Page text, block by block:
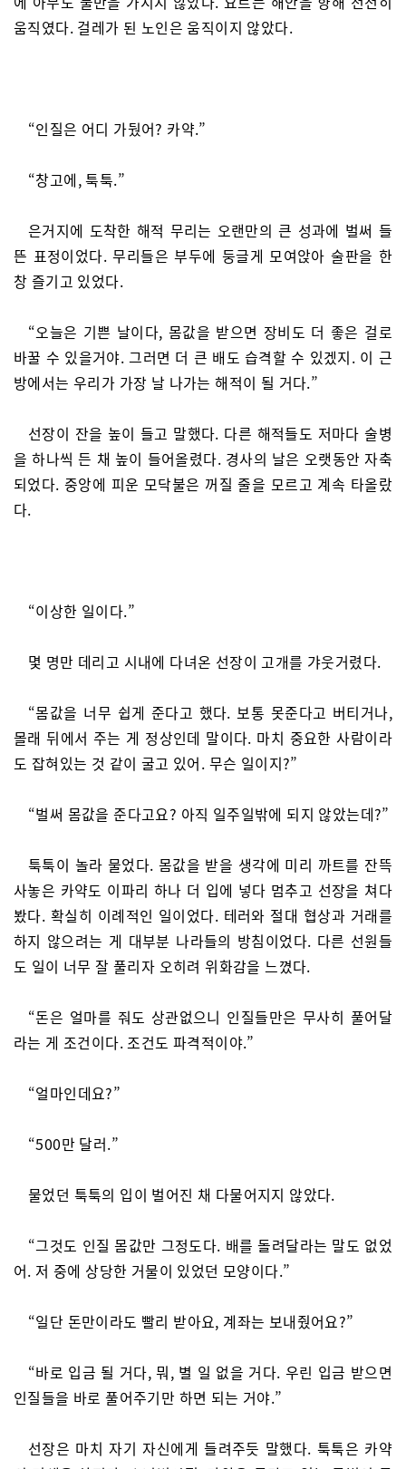
움직였다. 걸레가 된 노인은 움직이지 않았다.
“인질은 어디 가뒀어? 카약.”
“창고에, 툭툭.”
은거지에 도착한 해적 무리는 오랜만의 큰 성과에 벌써 들
뜬 표정이었다. 무리들은 부두에 둥글게 모여앉아 술판을 한
창 즐기고 있었다.
“오늘은 기쁜 날이다, 몸값을 받으면 장비도 더 좋은 걸로
바꿀 수 있을거야. 그러면 더 큰 배도 습격할 수 있겠지. 이 근
방에서는 우리가 가장 날 나가는 해적이 될 거다.”
선장이 잔을 높이 들고 말했다. 다른 해적들도 저마다 술병
을 하나씩 든 채 높이 들어올렸다. 경사의 날은 오랫동안 자축
되었다. 중앙에 피운 모닥불은 꺼질 줄을 모르고 계속 타올랐
다.
“이상한 일이다.”
몇 명만 데리고 시내에 다녀온 선장이 고개를 갸웃거렸다.
“몸값을 너무 쉽게 준다고 했다. 보통 못준다고 버티거나,
몰래 뒤에서 주는 게 정상인데 말이다. 마치 중요한 사람이라
도 잡혀있는 것 같이 굴고 있어. 무슨 일이지?”
“벌써 몸값을 준다고요? 아직 일주일밖에 되지 않았는데?”
툭툭이 놀라 물었다. 몸값을 받을 생각에 미리 까트를 잔뜩
사놓은 카약도 이파리 하나 더 입에 넣다 멈추고 선장을 쳐다
봤다. 확실히 이례적인 일이었다. 테러와 절대 협상과 거래를
하지 않으려는 게 대부분 나라들의 방침이었다. 다른 선원들
도 일이 너무 잘 풀리자 오히려 위화감을 느꼈다.
“돈은 얼마를 줘도 상관없으니 인질들만은 무사히 풀어달
라는 게 조건이다. 조건도 파격적이야.”
“얼마인데요?”
“500만 달러.”
물었던 툭툭의 입이 벌어진 채 다물어지지 않았다.
“그것도 인질 몸값만 그정도다. 배를 돌려달라는 말도 없었
어. 저 중에 상당한 거물이 있었던 모양이다.”
“일단 돈만이라도 빨리 받아요, 계좌는 보내줬어요?”
“바로 입금 될 거다, 뭐, 별 일 없을 거다. 우린 입금 받으면
인질들을 바로 풀어주기만 하면 되는 거야.”
선장은 마치 자기 자신에게 들려주듯 말했다. 툭툭은 카약